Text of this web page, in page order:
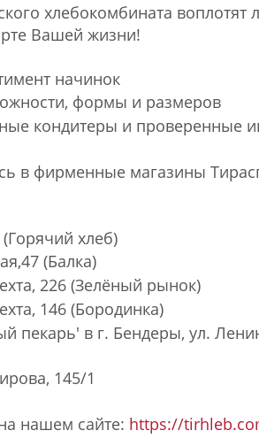
хлебокомбината
Вашей жизни!
начинок
формы и размеров
кондитеры и проверенные
в фирменные магазины
хлеб)
(Балка)
226 (Зелёный рынок)
146 (Бородинка)
пекарь' в г. Бендеры, ул.
145/1
нашем сайте: https://